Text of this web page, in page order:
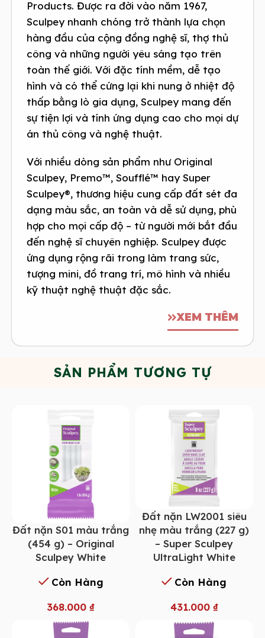
Products. Được ra đời vào năm 1967,
Sculpey nhanh chóng trở thành lựa chọn
hàng đầu của cộng đồng nghệ sĩ, thợ thủ
công và những người yêu sáng tạo trên
toàn thế giới. Với đặc tính mềm, dễ tạo
hình và có thể cứng lại khi nung ở nhiệt độ
thấp bằng lò gia dụng, Sculpey mang đến
sự tiện lợi và tính ứng dụng cao cho mọi dự
án thủ công và nghệ thuật.
Với nhiều dòng sản phẩm như Original
Sculpey, Premo™, Soufflé™ hay Super
Sculpey®, thương hiệu cung cấp đất sét đa
dạng màu sắc, an toàn và dễ sử dụng, phù
hợp cho mọi cấp độ – từ người mới bắt đầu
đến nghệ sĩ chuyên nghiệp. Sculpey được
ứng dụng rộng rãi trong làm trang sức,
tượng mini, đồ trang trí, mô hình và nhiều
kỹ thuật nghệ thuật đặc sắc.
XEM THÊM
SẢN PHẨM TƯƠNG TỰ
Đất nặn S01 màu trắng
(454 g) – Original
Sculpey White
Còn Hàng
368.000 ₫
Đất nặn LW2001 siêu
nhẹ màu trắng (227 g)
– Super Sculpey
UltraLight White
Còn Hàng
431.000 ₫